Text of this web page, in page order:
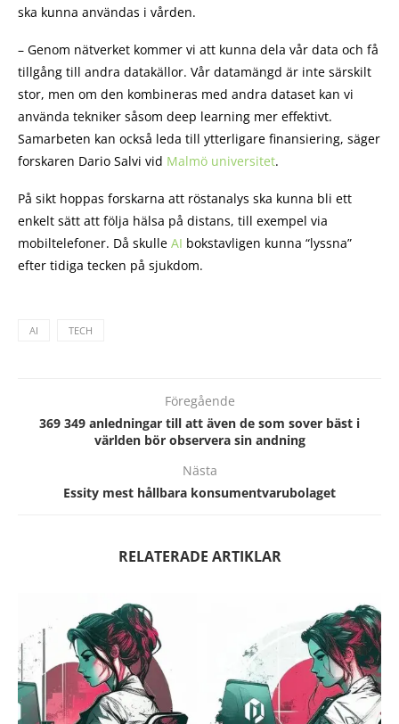
ska kunna användas i vården.
– Genom nätverket kommer vi att kunna dela vår data och få
tillgång till andra datakällor. Vår datamängd är inte särskilt
stor, men om den kombineras med andra dataset kan vi
använda tekniker såsom deep learning mer effektivt.
Samarbeten kan också leda till ytterligare finansiering, säger
forskaren Dario Salvi vid Malmö universitet.
På sikt hoppas forskarna att röstanalys ska kunna bli ett
enkelt sätt att följa hälsa på distans, till exempel via
mobiltelefoner. Då skulle AI bokstavligen kunna “lyssna”
efter tidiga tecken på sjukdom.
AI TECH
Föregående
369 349 anledningar till att även de som sover bäst i
världen bör observera sin andning
Nästa
Essity mest hållbara konsumentvarubolaget
RELATERADE ARTIKLAR